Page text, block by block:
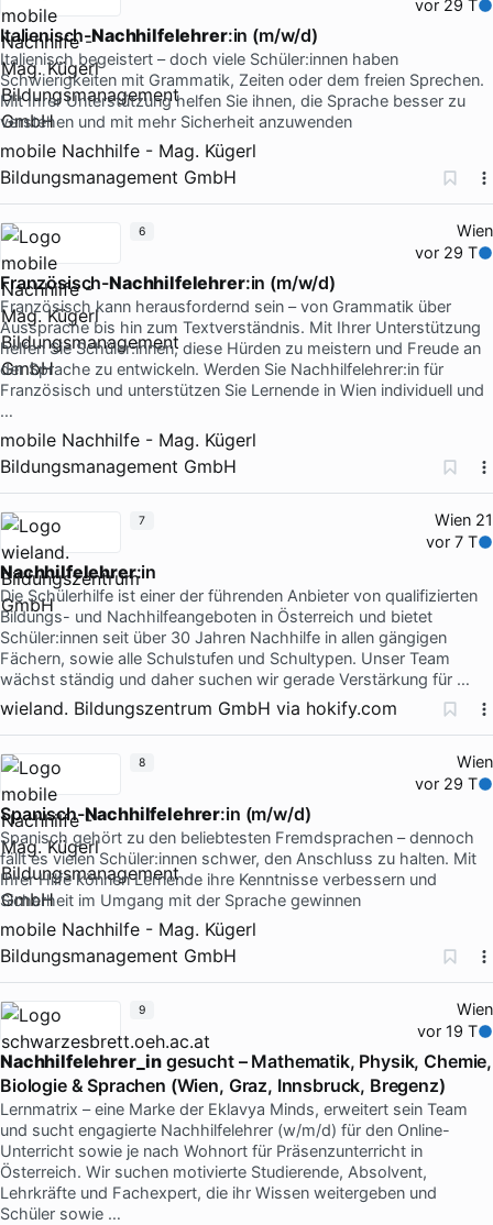
vor 29 T
Italienisch-Nachhilfelehrer:in (m/w/d)
Italienisch begeistert – doch viele Schüler:innen haben
Schwierigkeiten mit Grammatik, Zeiten oder dem freien Sprechen.
Mit Ihrer Unterstützung helfen Sie ihnen, die Sprache besser zu
verstehen und mit mehr Sicherheit anzuwenden
mobile Nachhilfe - Mag. Kügerl
Bildungsmanagement GmbH
Wien
vor 29 T
Französisch-Nachhilfelehrer:in (m/w/d)
Französisch kann herausfordernd sein – von Grammatik über
Aussprache bis hin zum Textverständnis. Mit Ihrer Unterstützung
helfen Sie Schüler:innen, diese Hürden zu meistern und Freude an
der Sprache zu entwickeln. Werden Sie Nachhilfelehrer:in für
Französisch und unterstützen Sie Lernende in Wien individuell und
…
mobile Nachhilfe - Mag. Kügerl
Bildungsmanagement GmbH
6
Wien 21
vor 7 T
Nachhilfelehrer:in
Die Schülerhilfe ist einer der führenden Anbieter von qualifizierten
Bildungs- und Nachhilfeangeboten in Österreich und bietet
Schüler:innen seit über 30 Jahren Nachhilfe in allen gängigen
Fächern, sowie alle Schulstufen und Schultypen. Unser Team
wächst ständig und daher suchen wir gerade Verstärkung für …
wieland. Bildungszentrum GmbH via hokify.com
7
Wien
vor 29 T
Spanisch-Nachhilfelehrer:in (m/w/d)
Spanisch gehört zu den beliebtesten Fremdsprachen – dennoch
fällt es vielen Schüler:innen schwer, den Anschluss zu halten. Mit
Ihrer Hilfe können Lernende ihre Kenntnisse verbessern und
Sicherheit im Umgang mit der Sprache gewinnen
mobile Nachhilfe - Mag. Kügerl
Bildungsmanagement GmbH
8
Wien
vor 19 T
Nachhilfelehrer_in gesucht – Mathematik, Physik, Chemie,
Biologie & Sprachen (Wien, Graz, Innsbruck, Bregenz)
Lernmatrix – eine Marke der Eklavya Minds, erweitert sein Team
und sucht engagierte Nachhilfelehrer (w/m/d) für den Online-
Unterricht sowie je nach Wohnort für Präsenzunterricht in
Österreich. Wir suchen motivierte Studierende, Absolvent,
Lehrkräfte und Fachexpert, die ihr Wissen weitergeben und
Schüler sowie …
9